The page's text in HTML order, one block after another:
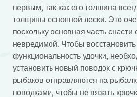
первым, так как его толщина
толщины основной лески. Это
поскольку основная часть снасти
невредимой. Чтобы восстановить
функциональность удочки,
установить новый поводок с
рыбаков отправляются на
поводками, чтобы не вязать